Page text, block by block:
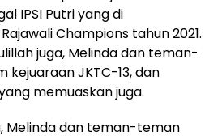
IPSI Putri yang di
Champions tahun 2021.
juga, Melinda dan teman-
kejuaraan JKTC-13, dan
memuaskan juga.
Melinda dan teman-teman